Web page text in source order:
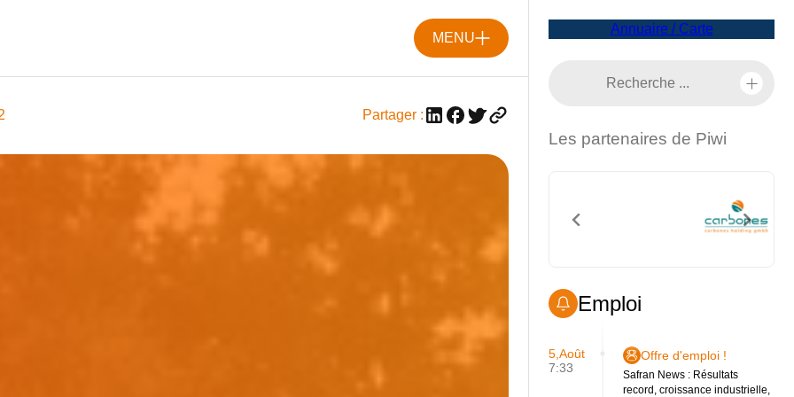
MENU
Partager :
Annuaire / Carte
Les partenaires de Piwi
Emploi
5,Août
7:33
Offre d'emploi !
Safran News : Résultats
record, croissance industrielle,